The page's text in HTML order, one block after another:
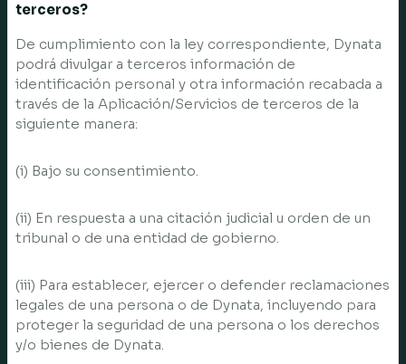
terceros?
De cumplimiento con la ley correspondiente, Dynata
podrá divulgar a terceros información de
identificación personal y otra información recabada a
través de la Aplicación/Servicios de terceros de la
siguiente manera:
(i) Bajo su consentimiento.
(ii) En respuesta a una citación judicial u orden de un
tribunal o de una entidad de gobierno.
(iii) Para establecer, ejercer o defender reclamaciones
legales de una persona o de Dynata, incluyendo para
proteger la seguridad de una persona o los derechos
y/o bienes de Dynata.